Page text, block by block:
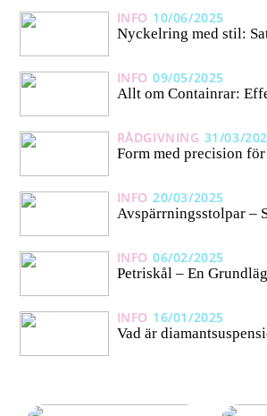
INFO 10/06/2025
Nyckelring med stil:
INFO 09/05/2025
Allt om Containrar:
RÅDGIVNING 31/03/
Form med precision
INFO 20/03/2025
Avspärrningsstolpar –
INFO 06/02/2025
Petriskål – En
INFO 16/01/2025
Vad är